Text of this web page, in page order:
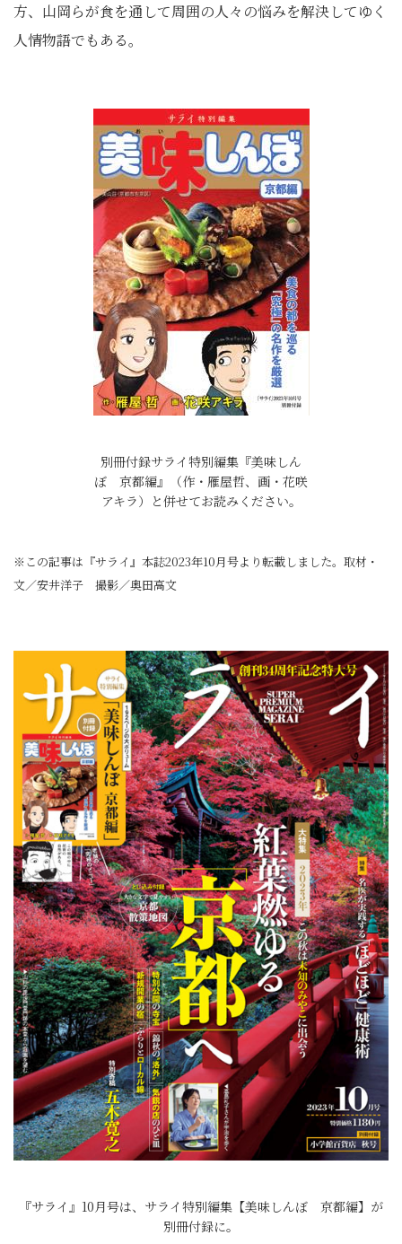
方、山岡らが食を通して周囲の人々の悩みを解決してゆく
人情物語でもある。
別冊付録サライ特別編集『美味しん
ぼ 京都編』（作・雁屋哲、画・花咲
アキラ）と併せてお読みください。
※この記事は『サライ』本誌2023年10月号より転載しました。取材・
文／安井洋子 撮影／奥田高文
『サライ』10月号は、サライ特別編集【美味しんぼ 京都編】が
別冊付録に。